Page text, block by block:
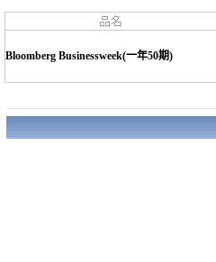
品名
Bloomberg Businessweek(一年50期)